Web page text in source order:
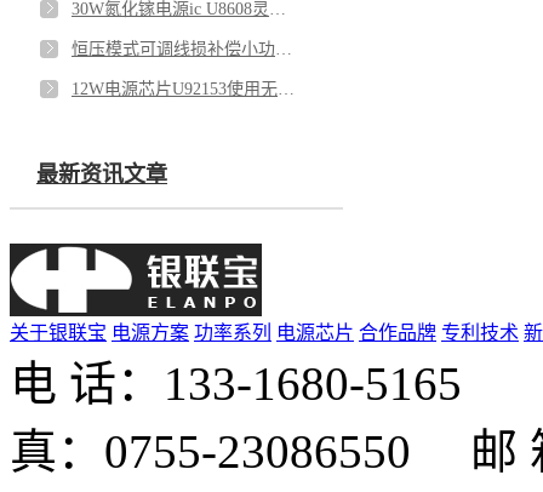
最新资讯文章
关于银联宝 电源方案 功率系列 电源芯片 合作品牌 专利技术
电 话：133-1680-
真：0755-23086550 邮